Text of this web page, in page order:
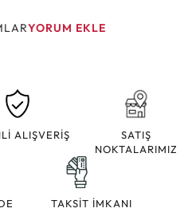
YORUM EKLE
ALIŞVERİŞ
SATIŞ
NOKTALARIMIZ
TAKSİT İMKANI